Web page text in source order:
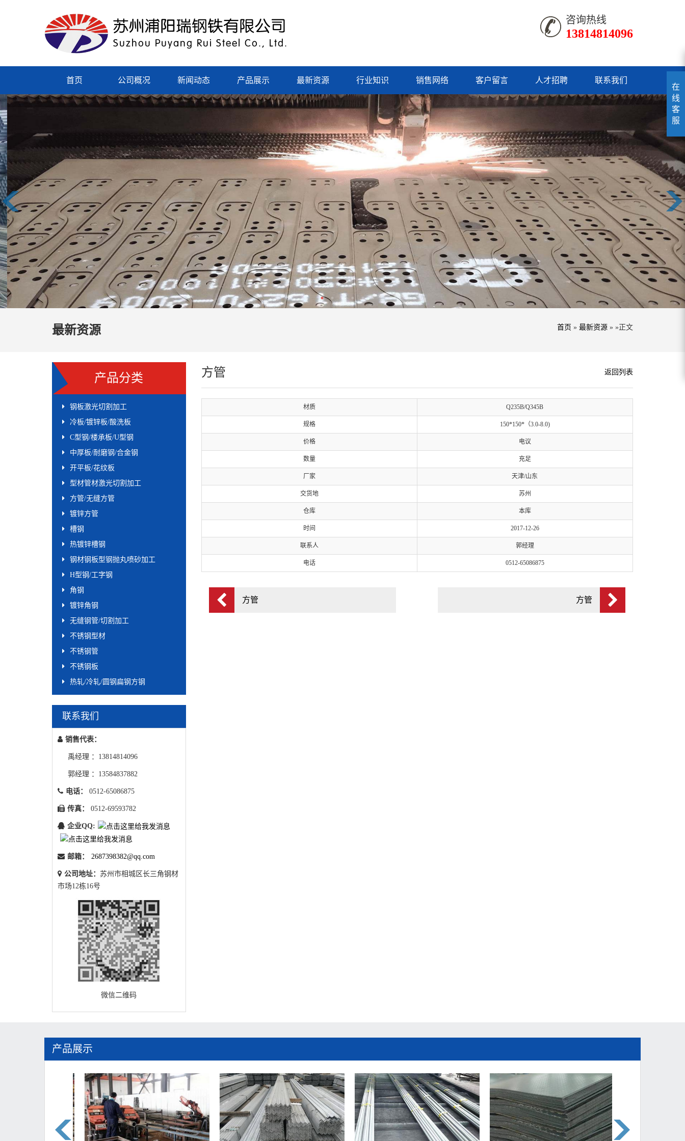
咨询热线
13814814096
首页 公司概况 新闻动态 产品展示 最新资源 行业知识 销售网络 客户留言 人才招聘 联系我们
最新资源 首页 » 最新资源 » »正文
产品分类
钢板激光切割加工
冷板/镀锌板/酸洗板
C型钢/楼承板/U型钢
中厚板/耐磨钢/合金钢
开平板/花纹板
型材管材激光切割加工
方管/无缝方管
镀锌方管
槽钢
热镀锌槽钢
钢材钢板型钢抛丸喷砂加工
H型钢/工字钢
角钢
镀锌角钢
无缝钢管/切割加工
不锈钢型材
不锈钢管
不锈钢板
热轧/冷轧/圆钢扁钢方钢
联系我们
销售代表：
禹经理 ：13814814096
郭经理 ：13584837882
电话： 0512-65086875
传真： 0512-69593782
企业QQ:
邮箱： 2687398382@qq.com
公司地址： 苏州市相城区长三角钢材
市场12栋16号
微信二维码
方管 返回列表
材质 Q235B/Q345B
规格 150*150*（3.0-8.0)
价格 电议
数量 充足
厂家 天津/山东
交货地 苏州
仓库 本库
时间 2017-12-26
联系人 郭经理
电话 0512-65086875
方管
方管
产品展示
在
线
客
服